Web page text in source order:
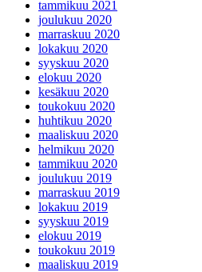
tammikuu 2021
joulukuu 2020
marraskuu 2020
lokakuu 2020
syyskuu 2020
elokuu 2020
kesäkuu 2020
toukokuu 2020
huhtikuu 2020
maaliskuu 2020
helmikuu 2020
tammikuu 2020
joulukuu 2019
marraskuu 2019
lokakuu 2019
syyskuu 2019
elokuu 2019
toukokuu 2019
maaliskuu 2019